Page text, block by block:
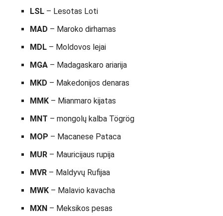
LSL – Lesotas Loti
MAD – Maroko dirhamas
MDL – Moldovos lejai
MGA – Madagaskaro ariarija
MKD – Makedonijos denaras
MMK – Mianmaro kijatas
MNT – mongolų kalba Tögrög
MOP – Macanese Pataca
MUR – Mauricijaus rupija
MVR – Maldyvų Rufijaa
MWK – Malavio kavacha
MXN – Meksikos pesas